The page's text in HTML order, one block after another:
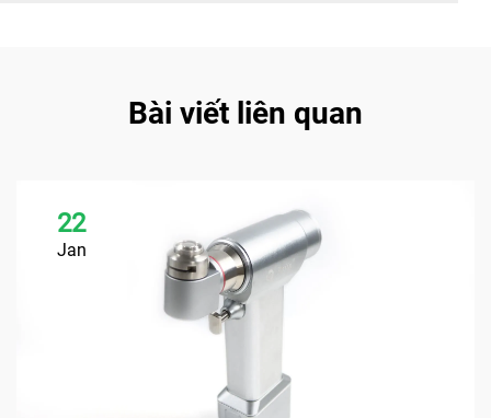
Bài viết liên quan
22
Jan